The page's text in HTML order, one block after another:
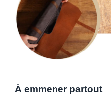
À emmener partout